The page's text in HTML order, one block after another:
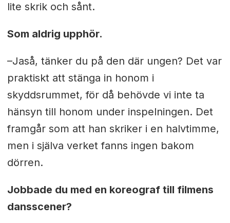
lite skrik och sånt.
Som aldrig upphör.
–Jaså, tänker du på den där ungen? Det var
praktiskt att stänga in honom i
skyddsrummet, för då behövde vi inte ta
hänsyn till honom under inspelningen. Det
framgår som att han skriker i en halvtimme,
men i själva verket fanns ingen bakom
dörren.
Jobbade du med en koreograf till filmens
dansscener?